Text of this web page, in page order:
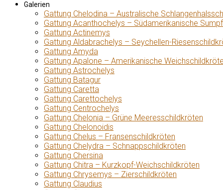
Galerien
Gattung Chelodina – Australische
Gattung Acanthochelys – Südamerikanische
Gattung Actinemys
Gattung Aldabrachelys – Seychellen-
Gattung Amyda
Gattung Apalone – Amerikanische
Gattung Astrochelys
Gattung Batagur
Gattung Caretta
Gattung Carettochelys
Gattung Centrochelys
Gattung Chelonia – Grüne Meeresschildkröten
Gattung Chelonoidis
Gattung Chelus – Fransenschildkröten
Gattung Chelydra – Schnappschildkröten
Gattung Chersina
Gattung Chitra – Kurzkopf-Weichschildkröten
Gattung Chrysemys – Zierschildkröten
Gattung Claudius